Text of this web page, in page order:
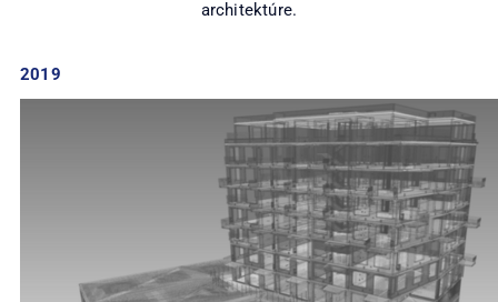
architektúre.
2019